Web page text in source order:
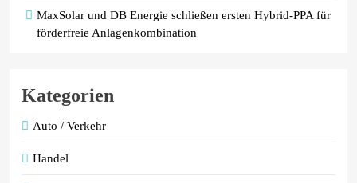
MaxSolar und DB Energie schließen ersten Hybrid-PPA für
förderfreie Anlagenkombination
Kategorien
Auto / Verkehr
Handel